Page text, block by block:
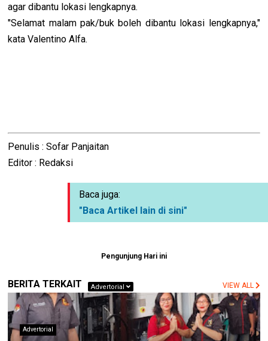
agar dibantu lokasi lengkapnya.
"Selamat malam pak/buk boleh dibantu lokasi lengkapnya,"
kata Valentino Alfa.
Penulis : Sofar Panjaitan
Editor : Redaksi
Baca juga:
"Baca Artikel lain di sini"
Pengunjung Hari ini
BERITA TERKAIT Advertorial VIEW ALL
Advertorial